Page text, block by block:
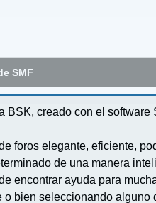
SMF
BSK, creado con el
foros elegante, eficiente,
de una manera
encontrar ayuda para
o bien seleccionando